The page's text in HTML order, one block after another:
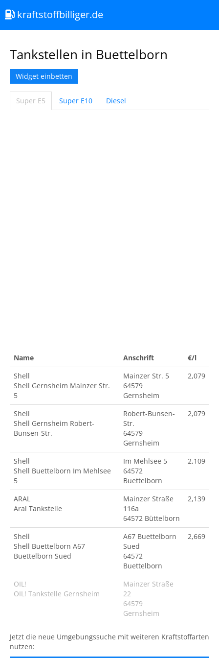
kraftstoffbilliger.de
Tankstellen in Buettelborn
Widget einbetten
Super E5 Super E10 Diesel
Name Anschrift
€/l
Shell
Shell Gernsheim Mainzer Str.
5
Mainzer Str. 5
64579
Gernsheim
2,079
Shell
Shell Gernsheim Robert-
Bunsen-Str.
Robert-Bunsen-
Str.
64579
Gernsheim
2,079
Shell
Shell Buettelborn Im Mehlsee
5
Im Mehlsee 5
64572
Buettelborn
2,109
ARAL
Aral Tankstelle
Mainzer Straße
116a
64572 Büttelborn
2,139
Shell
Shell Buettelborn A67
Buettelborn Sued
A67 Buettelborn
Sued
64572
Buettelborn
2,669
OIL!
OIL! Tankstelle Gernsheim
Mainzer Straße
22
64579
Gernsheim
Jetzt die neue Umgebungssuche mit weiteren Kraftstoffarten
nutzen: